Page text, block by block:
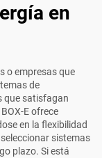
en
o empresas que
de
que satisfagan
E ofrece
en la flexibilidad
sistemas
plazo. Si está